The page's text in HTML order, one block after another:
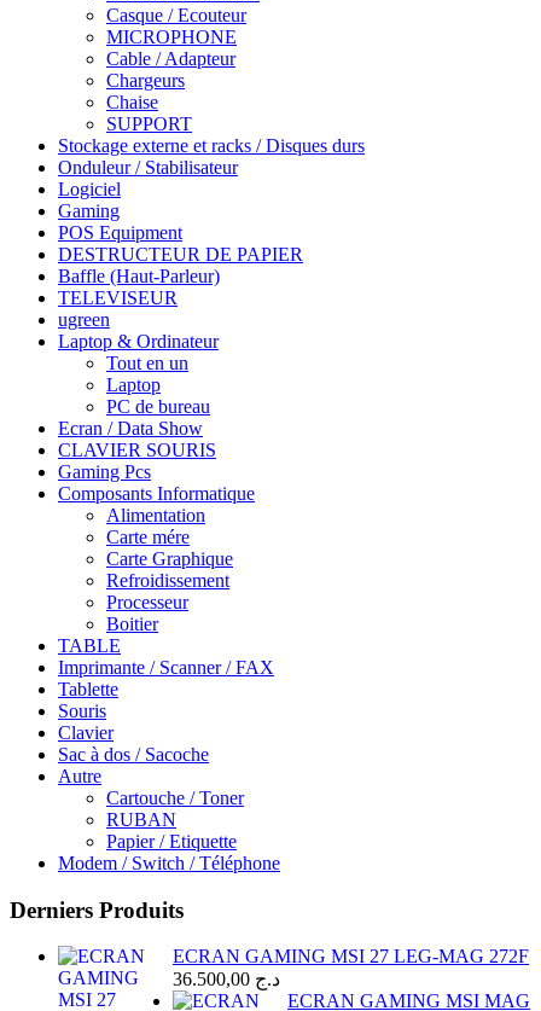
Casque / Ecouteur
MICROPHONE
Cable / Adapteur
Chargeurs
Chaise
SUPPORT
Stockage externe et racks / Disques durs
Onduleur / Stabilisateur
Logiciel
Gaming
POS Equipment
DESTRUCTEUR DE PAPIER
Baffle (Haut-Parleur)
TELEVISEUR
ugreen
Laptop & Ordinateur
Tout en un
Laptop
PC de bureau
Ecran / Data Show
CLAVIER SOURIS
Gaming Pcs
Composants Informatique
Alimentation
Carte mére
Carte Graphique
Refroidissement
Processeur
Boitier
TABLE
Imprimante / Scanner / FAX
Tablette
Souris
Clavier
Sac à dos / Sacoche
Autre
Cartouche / Toner
RUBAN
Papier / Etiquette
Modem / Switch / Téléphone
Derniers Produits
ECRAN GAMING MSI 27 LEG-MAG 272F
د.ج
ECRAN GAMING MSI MAG